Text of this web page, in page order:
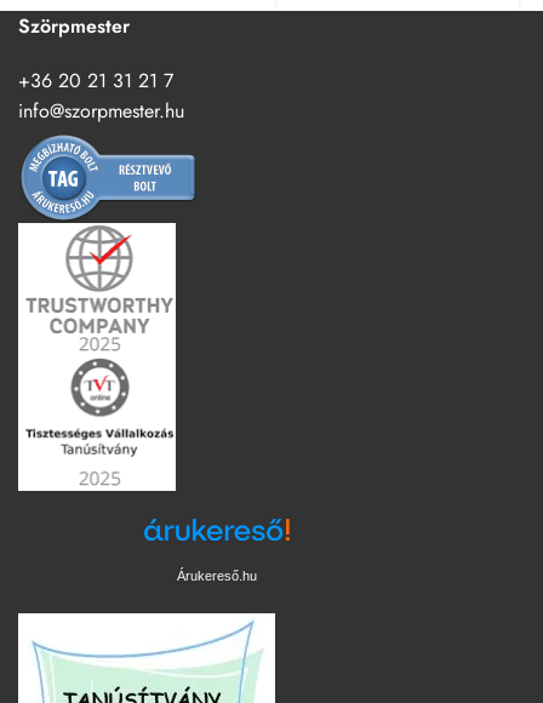
Szörpmester
+36 20 21 31 21 7
info@szorpmester.hu
Árukereső.hu